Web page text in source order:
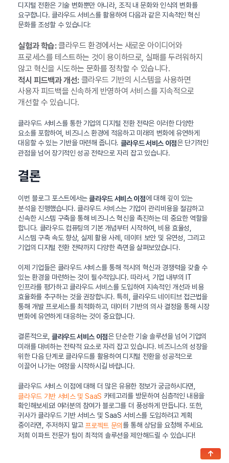
디지털 전환은 기술 변화뿐만 아니라, 조직 내 문화와 인식의 변화를
요구합니다. 클라우드 서비스를 활용하여 다음과 같은 지속적인 혁신
문화를 조성할 수 있습니다:
실험과 학습:클라우드 환경에서는 새로운 아이디어와
프로세스를 테스트하는 것이 용이하므로, 실패를 두려워하지
않고 혁신을 시도하는 문화를 정착할 수 있습니다.
적시 피드백과 개선:클라우드 기반의 시스템을 사용하면
사용자 피드백을 신속하게 반영하여 서비스를 지속적으로
개선할 수 있습니다.
클라우드 서비스를 통한 기업의 디지털 전환 전략은 이러한 다양한
요소를 포함하여, 비즈니스 환경에 적응하고 미래의 변화에 유연하게
대응할 수 있는 기반을 마련해 줍니다. 클라우드 서비스 이점은 단기적인
관점을 넘어 장기적인 성공 전략으로 자리 잡고 있습니다.
결론
이번 블로그 포스트에서는클라우드 서비스 이점에 대해 깊이 있는
분석을 진행했습니다. 클라우드 서비스는 기업이 관리비용을 절감하고
신속한 시스템 구축을 통해 비즈니스 혁신을 촉진하는 데 중요한 역할을
합니다. 클라우드 컴퓨팅의 기본 개념부터 시작하여, 비용 효율성,
시스템 구축 속도 향상, 실제 활용 사례, 데이터 보안 및 유연성, 그리고
기업의 디지털 전환 전략까지 다양한 측면을 살펴보았습니다.
이제 기업들은 클라우드 서비스를 통해 적시의 혁신과 경쟁력을 갖출 수
있는 환경을 마련하는 것이 필수적입니다. 따라서, 기업 내부의 IT
인프라를 평가하고 클라우드 서비스를 도입하여 지속적인 개선과 비용
효율화를 추구하는 것을 권장합니다. 특히, 클라우드 네이티브 접근법을
통해 개발 프로세스를 최적화하고, 데이터 기반의 의사 결정을 통해 시장
변화에 유연하게 대응하는 것이 중요합니다.
결론적으로, 클라우드 서비스 이점은 단순한 기술 솔루션을 넘어 기업의
미래를 대비하는 전략적 요소로 자리 잡고 있습니다. 비즈니스의 성장을
위한 다음 단계로 클라우드를 활용하여 디지털 전환을 성공적으로
이끌어 나가는 여정을 시작하시길 바랍니다.
클라우드 서비스 이점에 대해 더 많은 유용한 정보가 궁금하시다면,
클라우드 기반 서비스 및 SaaS 카테고리를 방문하여 심층적인 내용을
확인해보세요! 여러분의 참여가 블로그를 더 풍성하게 만듭니다. 또한,
귀사가 클라우드 기반 서비스 및 SaaS 서비스를 도입하려고 계획
중이라면, 주저하지 말고 프로젝트 문의 를 통해 상담을 요청해 주세요.
저희 이파트 전문가 팀이 최적의 솔루션을 제안해드릴 수 있습니다!
↑